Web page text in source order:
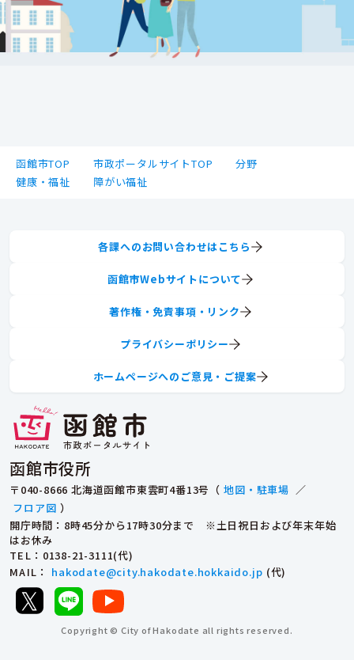
函館市TOP 市政ポータルサイトTOP
分野
健康・福祉
障がい福祉
函館市役所
〒040-8666 北海道函館市東雲町4番13号（ 地図・駐車場 ／
フロア図 ）
開庁時間：8時45分から17時30分まで ※土日祝日および年末年始
はお休み
TEL ：0138-21-3111(代)
MAIL ： hakodate@city.hakodate.hokkaido.jp (代)
各課へのお問い合わせはこちら
函館市Webサイトについて
著作権・免責事項・リンク
プライバシーポリシー
ホームページへのご意見・ご提案
Copyright © City of Hakodate all rights reserved.